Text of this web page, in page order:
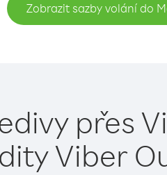
Zobrazit sazby volání do
přes
Viber